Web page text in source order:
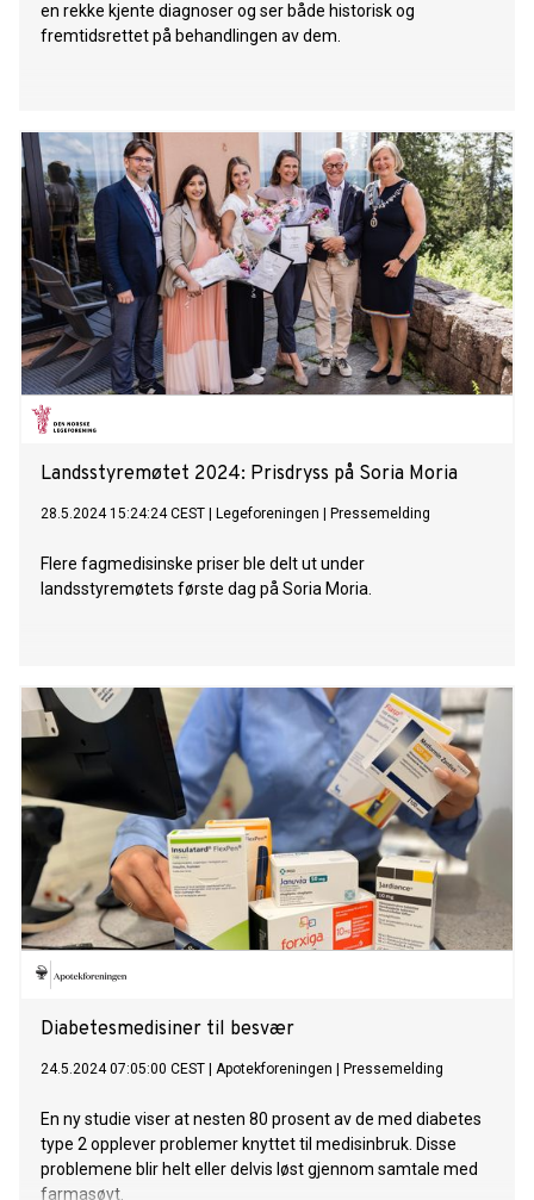
en rekke kjente diagnoser og ser både historisk og
fremtidsrettet på behandlingen av dem.
Landsstyremøtet 2024: Prisdryss på Soria Moria
28.5.2024 15:24:24 CEST Legeforeningen Pressemelding
Flere fagmedisinske priser ble delt ut under
landsstyremøtets første dag på Soria Moria.
Diabetesmedisiner til besvær
24.5.2024 07:05:00 CEST Apotekforeningen Pressemelding
En ny studie viser at nesten 80 prosent av de med diabetes
type 2 opplever problemer knyttet til medisinbruk. Disse
problemene blir helt eller delvis løst gjennom samtale med
farmasøyt.